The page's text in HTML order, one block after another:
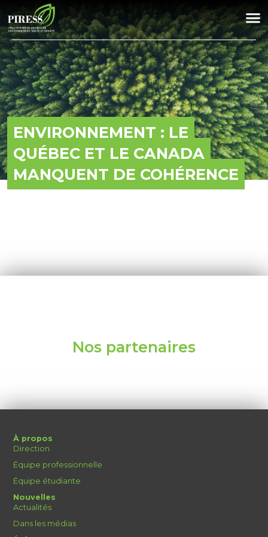
ENVIRONNEMENT : LE
QUÉBEC ET LE CANADA
MANQUENT DE COHÉRENCE
Nos partenaires
À propos
Direction
Équipe professionnelle
Équipe étudiante
Nouvelles
Actualités
Dans les médias